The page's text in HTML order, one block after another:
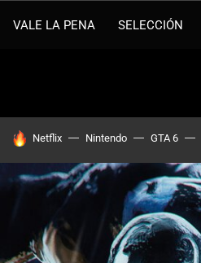
VALE LA PENA SELECCIÓN
HOY SE HABLA DE
Netflix Nintendo GTA 6